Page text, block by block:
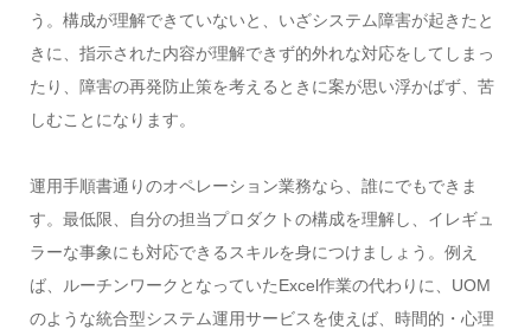
う。構成が理解できていないと、いざシステム障害が起きたと
きに、指示された内容が理解できず的外れな対応をしてしまっ
たり、障害の再発防止策を考えるときに案が思い浮かばず、苦
しむことになります。
運用手順書通りのオペレーション業務なら、誰にでもできま
す。最低限、自分の担当プロダクトの構成を理解し、イレギュ
ラーな事象にも対応できるスキルを身につけましょう。例え
ば、ルーチンワークとなっていたExcel作業の代わりに、UOM
のような統合型システム運用サービスを使えば、時間的・心理